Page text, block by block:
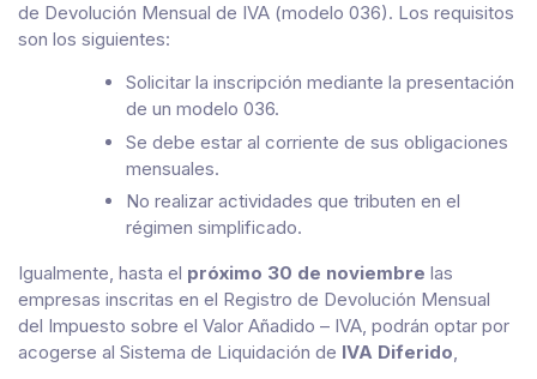
de Devolución Mensual de IVA (modelo 036). Los requisitos
son los siguientes:
Solicitar la inscripción mediante la presentación
de un modelo 036.
Se debe estar al corriente de sus obligaciones
mensuales.
No realizar actividades que tributen en el
régimen simplificado.
Igualmente, hasta el próximo 30 de noviembre las
empresas inscritas en el Registro de Devolución Mensual
del Impuesto sobre el Valor Añadido – IVA, podrán optar por
acogerse al Sistema de Liquidación de IVA Diferido,